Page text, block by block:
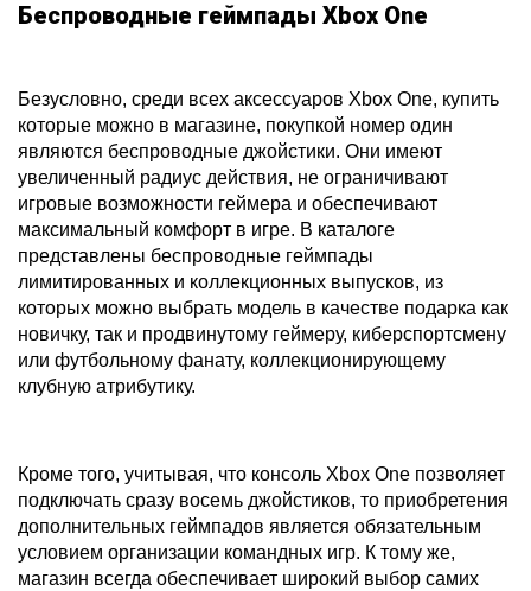
Беспроводные геймпады Xbox One
Безусловно, среди всех аксессуаров Xbox One, купить
которые можно в магазине, покупкой номер один
являются беспроводные джойстики. Они имеют
увеличенный радиус действия, не ограничивают
игровые возможности геймера и обеспечивают
максимальный комфорт в игре. В каталоге
представлены беспроводные геймпады
лимитированных и коллекционных выпусков, из
которых можно выбрать модель в качестве подарка как
новичку, так и продвинутому геймеру, киберспортсмену
или футбольному фанату, коллекционирующему
клубную атрибутику.
Кроме того, учитывая, что консоль Xbox One позволяет
подключать сразу восемь джойстиков, то приобретения
дополнительных геймпадов является обязательным
условием организации командных игр. К тому же,
магазин всегда обеспечивает широкий выбор самих